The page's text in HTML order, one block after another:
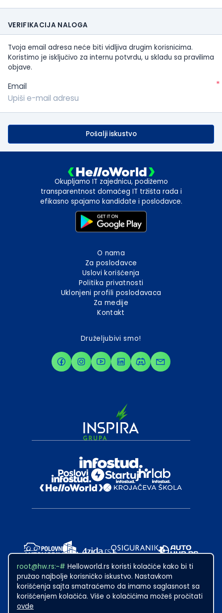
VERIFIKACIJA NALOGA
Tvoja email adresa neće biti vidljiva drugim korisnicima.
Koristimo je isključivo za internu potvrdu, u skladu sa pravilima
objave.
Email *
Pošalji iskustvo
root@hw.rs:~# Helloworld.rs koristi kolačiće kako bi ti
pružao najbolje korisničko iskustvo. Nastavkom
korišćenja sajta smatraćemo da imamo saglasnost sa
korišćenjem kolačića. Više o kolačićima možeš pročitati
ovde
Okupljamo IT zajednicu, podižemo
transparentnost domaćeg IT tržišta rada i
efikasno spajamo kandidate i poslodavce.
O nama
Za poslodavce
Uslovi korišćenja
Politika privatnosti
Uklonjeni profili poslodavaca
Za medije
Kontakt
Druželjubivi smo!